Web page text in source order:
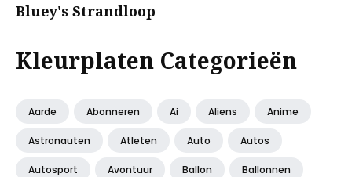
Bluey's Strandloop
Kleurplaten Categorieën
Aarde Abonneren Ai Aliens Anime
Astronauten Atleten Auto Autos
Autosport Avontuur Ballon Ballonnen